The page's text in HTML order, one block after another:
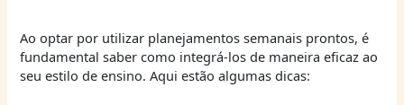
Ao optar por utilizar planejamentos semanais prontos, é
fundamental saber como integrá-los de maneira eficaz ao
seu estilo de ensino. Aqui estão algumas dicas: